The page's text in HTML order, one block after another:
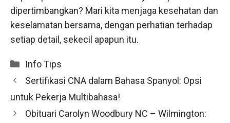
dipertimbangkan? Mari kita menjaga kesehatan dan
keselamatan bersama, dengan perhatian terhadap
setiap detail, sekecil apapun itu.
Categories
Info Tips
Sertifikasi CNA dalam Bahasa Spanyol: Opsi
untuk Pekerja Multibahasa!
Obituari Carolyn Woodbury NC – Wilmington: